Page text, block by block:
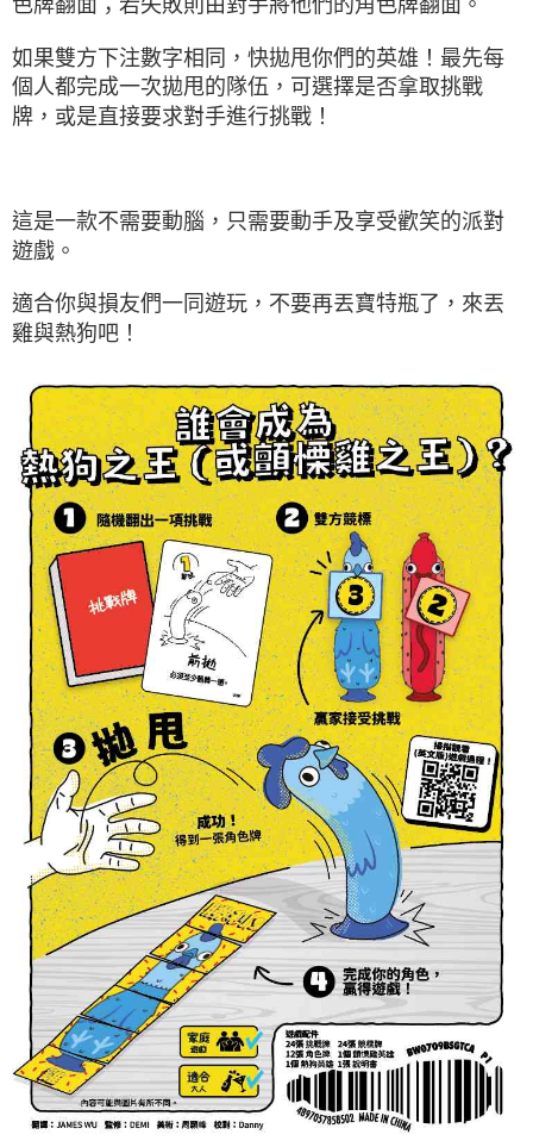
如果雙方下注數字相同，快拋甩你們的英雄！最先每
個人都完成一次拋甩的隊伍，可選擇是否拿取挑戰
牌，或是直接要求對手進行挑戰！
這是一款不需要動腦，只需要動手及享受歡笑的派對
遊戲。
適合你與損友們一同遊玩，不要再丟寶特瓶了，來丟
雞與熱狗吧！